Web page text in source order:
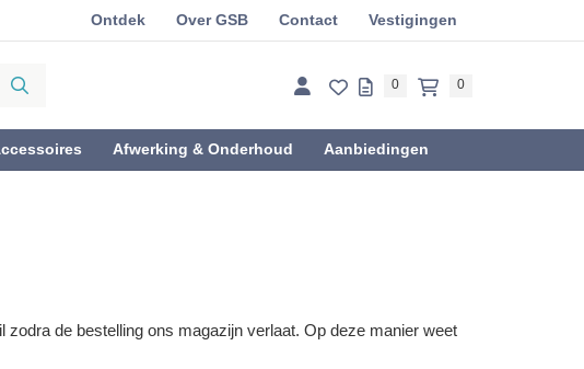
Ontdek Over GSB Contact Vestigingen
0 0
Afwerking & Onderhoud Aanbiedingen
de bestelling ons magazijn verlaat. Op deze manier weet